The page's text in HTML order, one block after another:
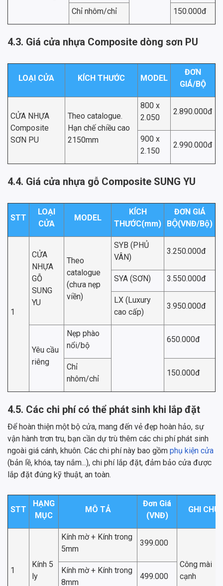
Chỉ nhôm/chỉ 150.000đ
4.3. Giá cửa nhựa Composite dòng sơn PU
LOẠI CỬA KÍCH THƯỚC MODEL
ĐƠN
GIÁ/BỘ
CỬA NHỰA
Composite
SƠN PU
Theo catalogue.
Hạn chế chiều cao
2150mm
800 x
2.050
2.890.000đ
900 x
2.150
2.990.000đ
4.4. Giá cửa nhựa gỗ Composite SUNG YU
STT
LOẠI
CỬA
MODEL
KÍCH
THƯỚC(mm)
ĐƠN GIÁ
BỘ(VNĐ/Bộ)
1
CỬA
NHỰA
GỖ
SUNG
YU
Theo
catalogue
(chưa nẹp
viền)
SYB (PHỦ
VÂN)
3.250.000đ
SYA (SƠN) 3.550.000đ
LX (Luxury
cao cấp)
3.950.000đ
Yêu cầu
riêng
Nẹp phào
nổi/bộ
650.000đ
Chỉ
nhôm/chỉ
150.000đ
4.5. Các chi phí có thể phát sinh khi lắp đặt
Để hoàn thiện một bộ cửa, mang đến vẻ đẹp hoàn hảo, sự
vận hành trơn tru, bạn cần dự trù thêm các chi phí phát sinh
ngoài giá cánh, khuôn. Các chi phí này bao gồm phụ kiện cửa
(bản lề, khóa, tay nắm...), chi phí lắp đặt, đảm bảo cửa được
lắp đặt đúng kỹ thuật, an toàn.
STT
HẠNG
MỤC
MÔ TẢ
Đơn Giá
(VNĐ)
GHI CHÚ
1
Kính 5
ly
Kính mờ + Kính trong
5mm
399.000
Công mài
cạnh
Kính mờ + Kính trong
8mm
499.000